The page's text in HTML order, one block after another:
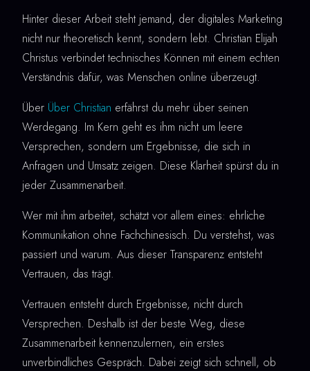
Hinter dieser Arbeit steht jemand, der digitales Marketing
nicht nur theoretisch kennt, sondern lebt. Christian Elijah
Christus verbindet technisches Können mit einem echten
Verständnis dafür, was Menschen online überzeugt.
Über Über Christian erfährst du mehr über seinen
Werdegang. Im Kern geht es ihm nicht um leere
Versprechen, sondern um Ergebnisse, die sich in
Anfragen und Umsatz zeigen. Diese Klarheit spürst du in
jeder Zusammenarbeit.
Wer mit ihm arbeitet, schätzt vor allem eines: ehrliche
Kommunikation ohne Fachchinesisch. Du verstehst, was
passiert und warum. Aus dieser Transparenz entsteht
Vertrauen, das trägt.
Vertrauen entsteht durch Ergebnisse, nicht durch
Versprechen. Deshalb ist der beste Weg, diese
Zusammenarbeit kennenzulernen, ein erstes
unverbindliches Gespräch. Dabei zeigt sich schnell, ob